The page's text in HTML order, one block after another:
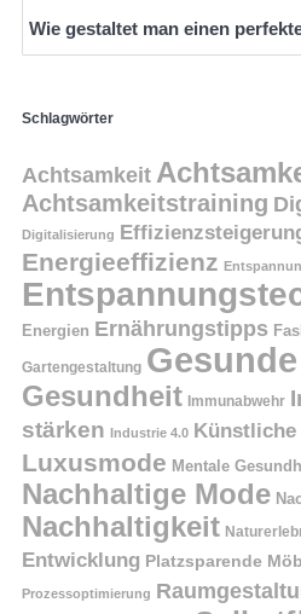
Wie gestaltet man einen
Schlagwörter
Achtsamkeit
Achtsamkeitstraining
Digitalisierung
Energieeffizienz
Energien Ernährungstipps
Gartengestaltung
Gesundheit Immunabwehr
stärken Industrie 4.0
Luxusmode Mentale
Nachhaltige Mode
Nachhaltigkeit
Entwicklung Platzsparende
Prozessoptimierung